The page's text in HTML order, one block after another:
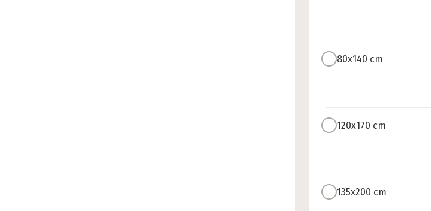
80x140 cm
120x170 cm
135x200 cm